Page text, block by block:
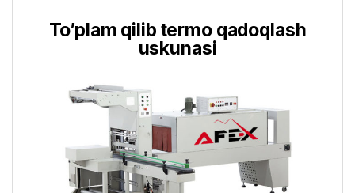
To’plam qilib termo qadoqlash
uskunasi